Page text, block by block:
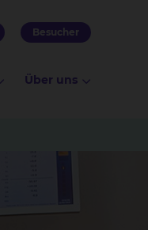
Besucher
Über uns